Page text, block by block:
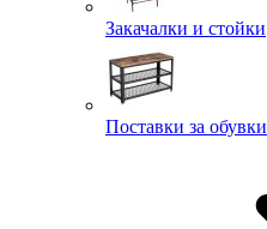
Закачалки и стойки
Поставки за обувки